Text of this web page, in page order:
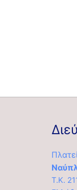
Τ.Κ.